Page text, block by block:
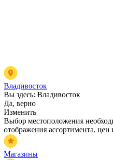
Владивосток
Вы здесь: Владивосток
Да, верно
Изменить
Выбор местоположения
отображения ассортимента, цен
Магазины